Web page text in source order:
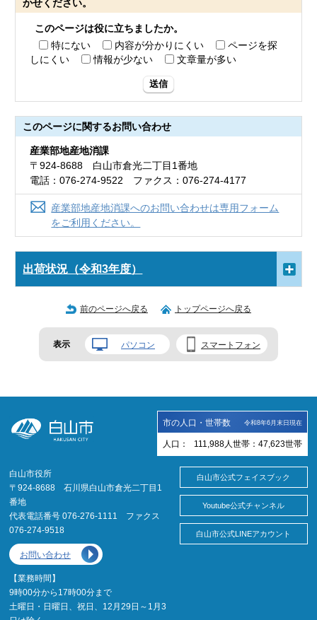
かせください。
このページは役に立ちましたか。
特にない
内容が分かりにくい
ページを探
しにくい
情報が少ない 文章量が多い
送信
このページに関するお問い合わせ
産業部地産地消課
〒924-8688 白山市倉光二丁目1番地
電話：076-274-9522 ファクス：076-274-4177
産業部地産地消課へのお問い合わせは専用フォーム
をご利用ください。
出荷状況（令和3年度）
前のページへ戻る トップページへ戻る
表示 パソコン スマートフォン
市の人口・世帯数 令和8年6月末日現在
人口： 111,988 人 世帯： 47,623世帯
白山市役所
〒924-8688 石川県白山市倉光二丁目1
番地
代表電話番号 076-276-1111 ファクス
076-274-9518
お問い合わせ
【業務時間】
9時00分から17時00分まで
土曜日・日曜日、祝日、12月29日～1月3
白山市公式フェイスブック
Youtube公式チャンネル
白山市公式LINEアカウント